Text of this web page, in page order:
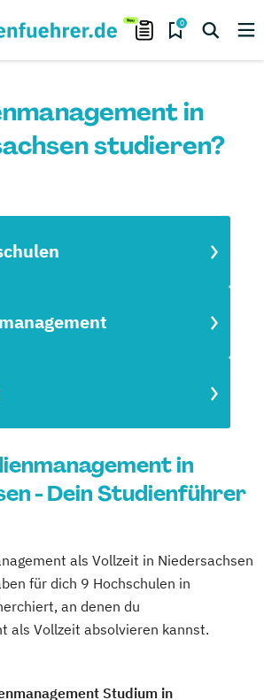
0
in
studieren?
in
- Dein Studienführer
als Vollzeit in Niedersachsen
für dich 9 Hochschulen in
an denen du
als Vollzeit absolvieren kannst.
Studium in